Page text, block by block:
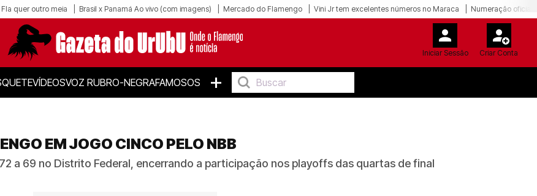
Fla quer outro meia Brasil x Panamá Ao vivo (com imagens) Mercado do Flamengo Vini Jr tem excelentes números no Maraca Numeração oficial
Iniciar Sessão Criar Conta
VÍDEOSVOZ RUBRO-NEGRAFAMOSOS +
EM JOGO CINCO PELO NBB
a 69 no Distrito Federal, encerrando a participação nos playoffs das quartas de final